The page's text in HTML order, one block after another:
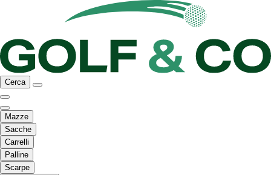
Cerca
Mazze
Sacche
Carrelli
Palline
Scarpe